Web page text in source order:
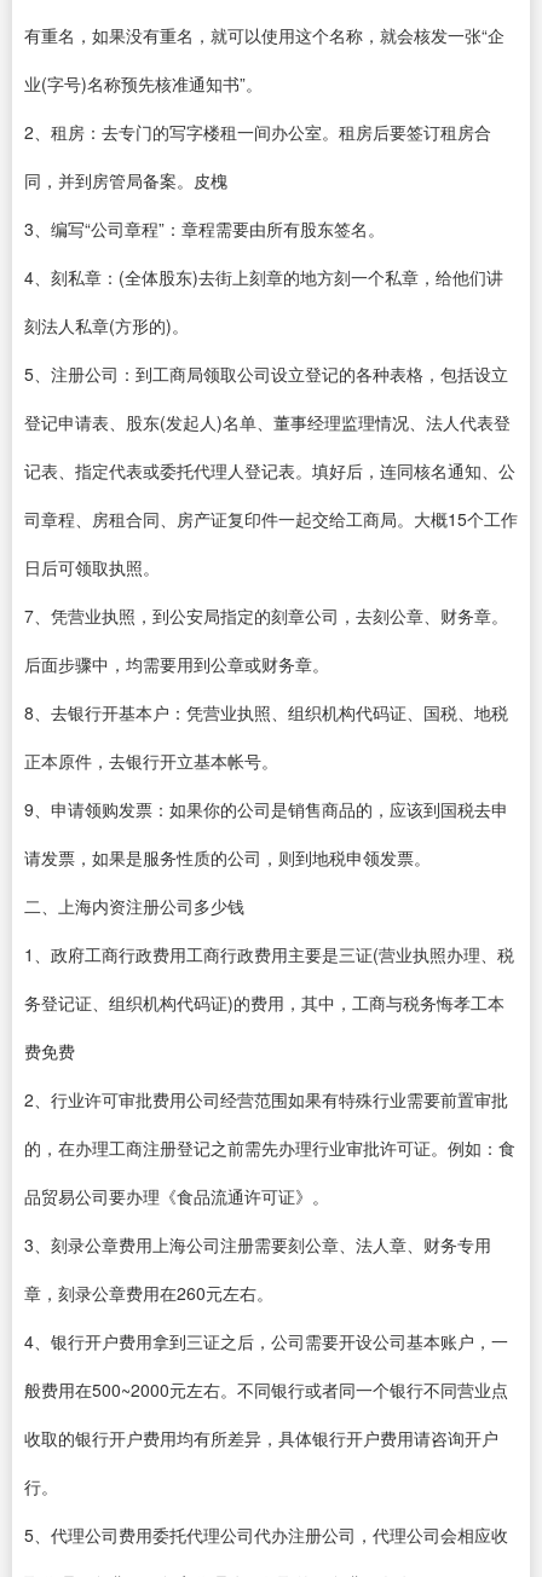
有重名，如果没有重名，就可以使用这个名称，就会核发一张“企
业(字号)名称预先核准通知书”。
2、租房：去专门的写字楼租一间办公室。租房后要签订租房合
同，并到房管局备案。皮槐
3、编写“公司章程”：章程需要由所有股东签名。
4、刻私章：(全体股东)去街上刻章的地方刻一个私章，给他们讲
刻法人私章(方形的)。
5、注册公司：到工商局领取公司设立登记的各种表格，包括设立
登记申请表、股东(发起人)名单、董事经理监理情况、法人代表登
记表、指定代表或委托代理人登记表。填好后，连同核名通知、公
司章程、房租合同、房产证复印件一起交给工商局。大概15个工作
日后可领取执照。
7、凭营业执照，到公安局指定的刻章公司，去刻公章、财务章。
后面步骤中，均需要用到公章或财务章。
8、去银行开基本户：凭营业执照、组织机构代码证、国税、地税
正本原件，去银行开立基本帐号。
9、申请领购发票：如果你的公司是销售商品的，应该到国税去申
请发票，如果是服务性质的公司，则到地税申领发票。
二、上海内资注册公司多少钱
1、政府工商行政费用工商行政费用主要是三证(营业执照办理、税
务登记证、组织机构代码证)的费用，其中，工商与税务悔孝工本
费免费
2、行业许可审批费用公司经营范围如果有特殊行业需要前置审批
的，在办理工商注册登记之前需先办理行业审批许可证。例如：食
品贸易公司要办理《食品流通许可证》。
3、刻录公章费用上海公司注册需要刻公章、法人章、财务专用
章，刻录公章费用在260元左右。
4、银行开户费用拿到三证之后，公司需要开设公司基本账户，一
般费用在500~2000元左右。不同银行或者同一个银行不同营业点
收取的银行开户费用均有所差异，具体银行开户费用请咨询开户
行。
5、代理公司费用委托代理公司代办注册公司，代理公司会相应收